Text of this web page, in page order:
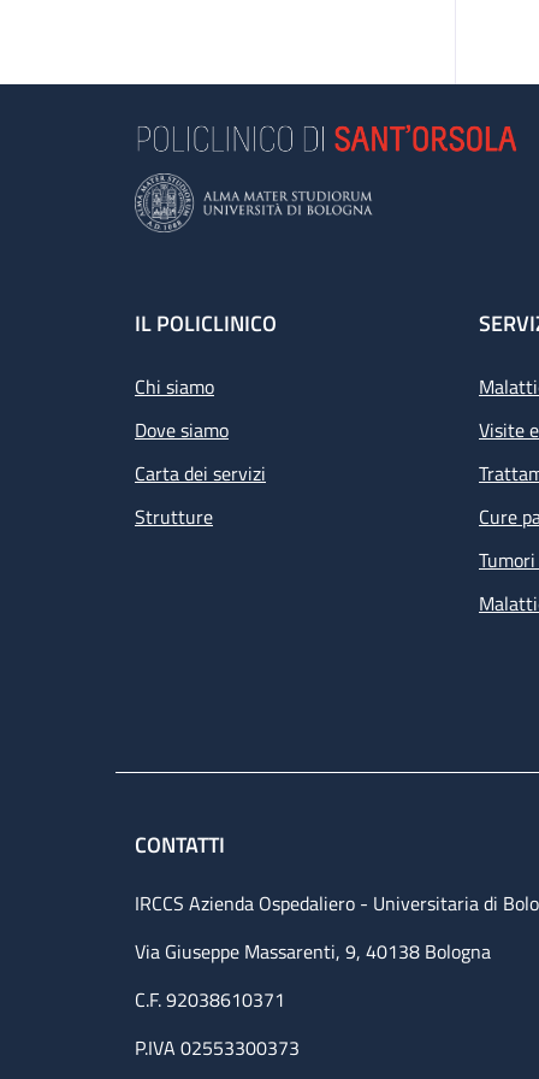
Footer
IL POLICLINICO
Chi siamo
Dove siamo
Carta dei servizi
Strutture
Visite
Cure
CONTATTI
IRCCS Azienda Ospedaliero - Universitaria di
Via Giuseppe Massarenti, 9, 40138 Bologna
C.F. 92038610371
P.IVA 02553300373